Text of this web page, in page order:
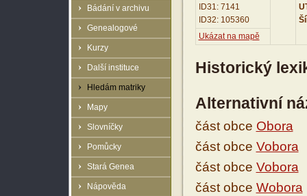
Bádání v archivu
Genealogové
Kurzy
Další instituce
Hledám matriky
Mapy
Slovníčky
Pomůcky
Stará Genea
Nápověda
ID31: 7141
ID32: 105360
Ukázat na mapě
Historický
Alternativní
část obce Obora
část obce Vobora
část obce Vobora
část obce Wobora